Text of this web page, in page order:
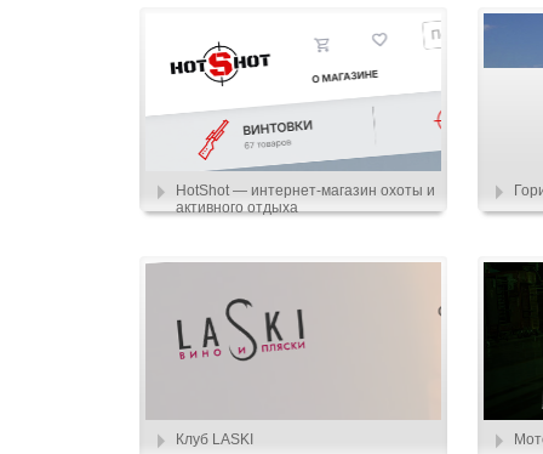
HotShot — интернет-магазин охоты и
активного отдыха
Клуб LASKI